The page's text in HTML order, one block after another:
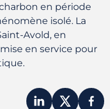
en période
isolé. La
Avold, en
en service pour